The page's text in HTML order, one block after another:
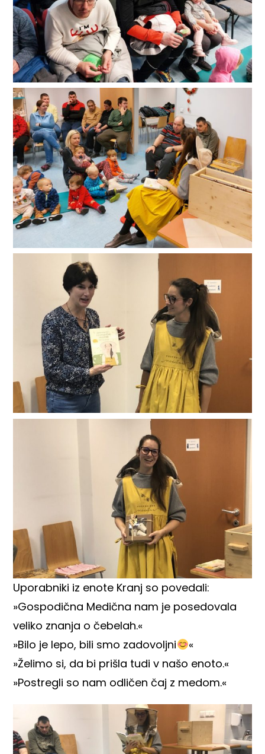
Uporabniki iz enote Kranj so povedali:
»Gospodična Medična nam je posedovala
veliko znanja o čebelah.«
»Bilo je lepo, bili smo zadovoljni
«
»Želimo si, da bi prišla tudi v našo enoto.«
»Postregli so nam odličen čaj z medom.«